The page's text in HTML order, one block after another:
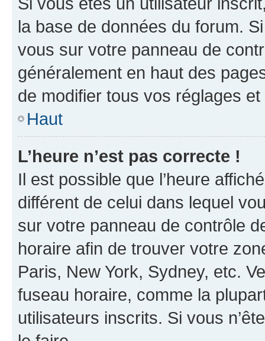
la base de données du forum.
vous sur votre panneau de
généralement en haut des
de modifier tous vos réglages
Haut
L’heure n’est pas correcte !
Il est possible que l’heure
différent de celui dans lequel
sur votre panneau de contrôle
horaire afin de trouver votre
Paris, New York, Sydney, etc.
fuseau horaire, comme la
utilisateurs inscrits. Si vous